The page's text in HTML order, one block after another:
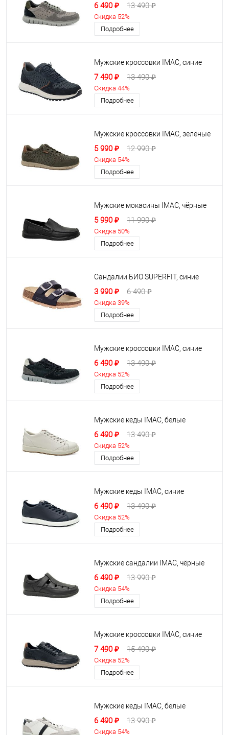
6 490 ₽ 13 490 ₽
Скидка 52%
Подробнее
Мужские кроссовки IMAC, синие
7 490 ₽ 13 490 ₽
Скидка 44%
Подробнее
Мужские кроссовки IMAC, зелёные
5 990 ₽ 12 990 ₽
Скидка 54%
Подробнее
Мужские мокасины IMAC, чёрные
5 990 ₽ 11 990 ₽
Скидка 50%
Подробнее
Сандалии БИО SUPERFIT, синие
3 990 ₽ 6 490 ₽
Скидка 39%
Подробнее
Мужские кроссовки IMAC, синие
6 490 ₽ 13 490 ₽
Скидка 52%
Подробнее
Мужские кеды IMAC, белые
6 490 ₽ 13 490 ₽
Скидка 52%
Подробнее
Мужские кеды IMAC, синие
6 490 ₽ 13 490 ₽
Скидка 52%
Подробнее
Мужские сандалии IMAC, чёрные
6 490 ₽ 13 990 ₽
Скидка 54%
Подробнее
Мужские кроссовки IMAC, синие
7 490 ₽ 15 490 ₽
Скидка 52%
Подробнее
Мужские кеды IMAC, белые
6 490 ₽ 13 990 ₽
Скидка 54%